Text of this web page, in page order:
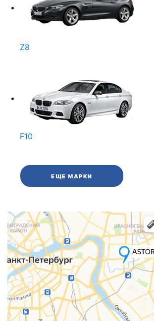
Z8
F10
ЕЩЕ МАРКИ